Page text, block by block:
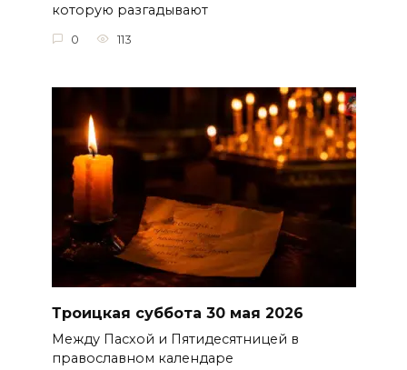
которую разгадывают
0 113
Троицкая суббота 30 мая 2026
Между Пасхой и Пятидесятницей в
православном календаре